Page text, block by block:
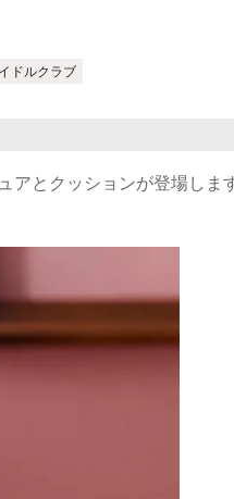
ドルクラブ
アとクッションが登場しま